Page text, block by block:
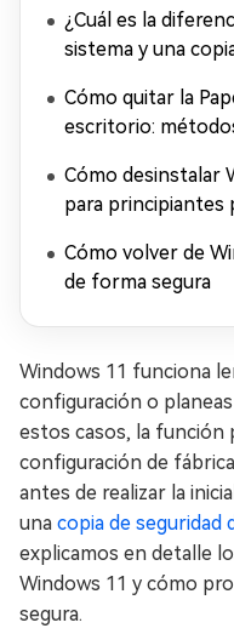
¿Cuál es la
sistema y una
Cómo quitar la
escritorio:
Cómo desinstalar
para principiantes
Cómo volver de
de forma segura
Windows 11 funciona
configuración o
estos casos, la función
configuración de
antes de realizar la
una copia de seguridad
explicamos en detalle
Windows 11 y cómo
segura.